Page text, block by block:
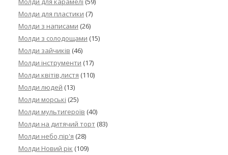
Молди для пластики (7)
Молди з написами (26)
Молди з солодощами (15)
Молди зайчиків (46)
Молди інструменти (17)
Молди квітів,листя (110)
Молди людей (13)
Молди морські (25)
Молди мультигероїв (40)
Молди на дитячий торт (83)
Молди небо,пір'я (28)
Молди Новий рік (109)